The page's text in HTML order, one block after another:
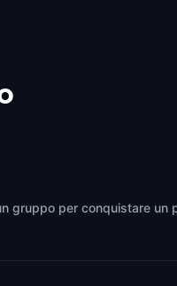
gruppo per conquistare un